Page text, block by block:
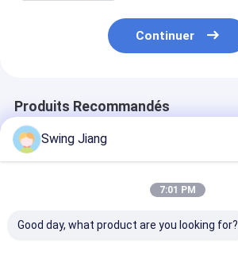
Continuer
Produits Recommandés
Swing Jiang
7:01 PM
Good day, what product are you looking for?